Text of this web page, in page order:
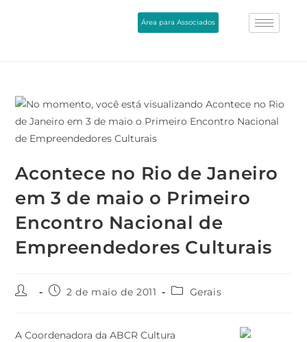
Área para Associados
Acontece no Rio de Janeiro
em 3 de maio o Primeiro
Encontro Nacional de
Empreendedores Culturais
2 de maio de 2011 Gerais
A Coordenadora da ABCR Cultura